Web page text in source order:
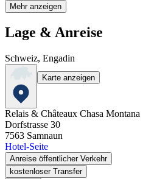
Mehr anzeigen
Lage & Anreise
Schweiz, Engadin
Karte anzeigen
Relais & Châteaux Chasa Montana
Dorfstrasse 30
7563 Samnaun
Hotel-Seite
Anreise öffentlicher Verkehr
kostenloser Transfer